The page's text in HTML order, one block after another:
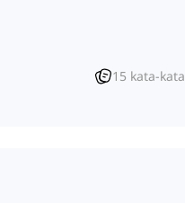
15 kata-kata